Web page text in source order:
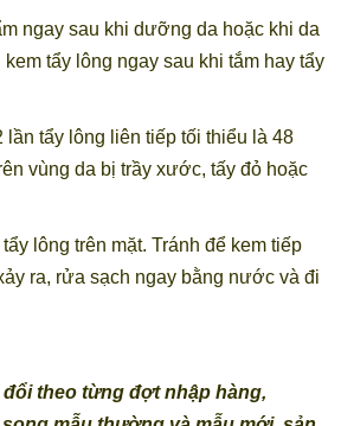
ngay sau khi dưỡng da hoặc khi da
tẩy lông ngay sau khi tắm hay tẩy
tẩy lông liên tiếp tối thiểu là 48
vùng da bị trầy xước, tấy đỏ hoặc
lông trên mặt. Tránh để kem tiếp
ra, rửa sạch ngay bằng nước và đi
theo từng đợt nhập hàng,